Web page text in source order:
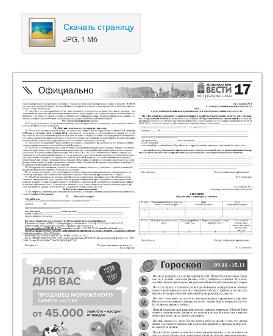
Скачать страницу
JPG, 1 Мб